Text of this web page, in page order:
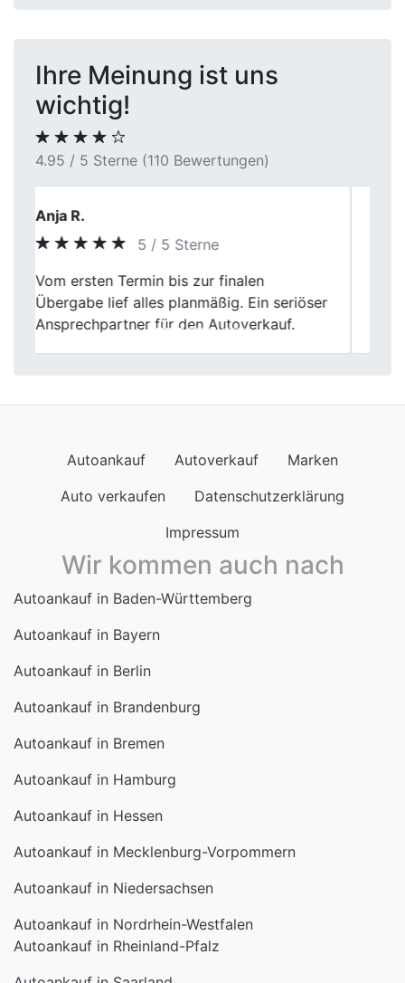
Ihre Meinung ist uns
wichtig!
4.95 / 5 Sterne (110 Bewertungen)
Silvia Schneider
5 / 5 Sterne
Freundliches Personal, die Abwicklung war
sehr gut und total unkompliziert. Immer
wieder gern. Liebe Grüße
Previous
Autoankauf Autoverkauf
Marken
Auto verkaufen
Datenschutzerklärung
Impressum
Wir kommen auch nach
Autoankauf in Baden-Württemberg
Autoankauf in Bayern
Autoankauf in Berlin
Autoankauf in Brandenburg
Autoankauf in Bremen
Autoankauf in Hamburg
Autoankauf in Hessen
Autoankauf in Mecklenburg-Vorpommern
Autoankauf in Niedersachsen
Autoankauf in Nordrhein-Westfalen
Autoankauf in Rheinland-Pfalz